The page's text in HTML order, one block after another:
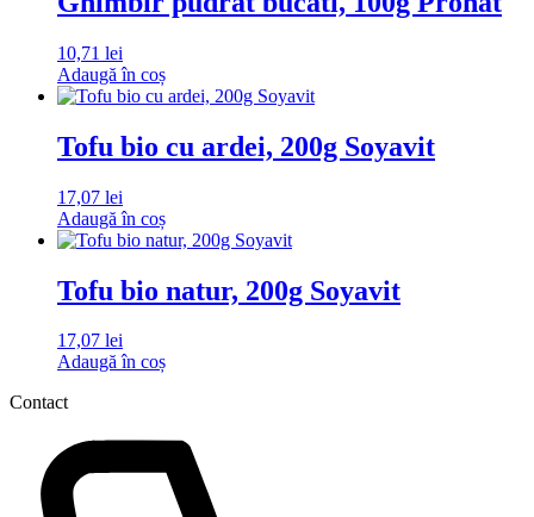
10,71 lei
Adaugă în coș
Tofu bio cu ardei, 200g Soyavit
17,07 lei
Adaugă în coș
Tofu bio natur, 200g Soyavit
17,07 lei
Adaugă în coș
Contact